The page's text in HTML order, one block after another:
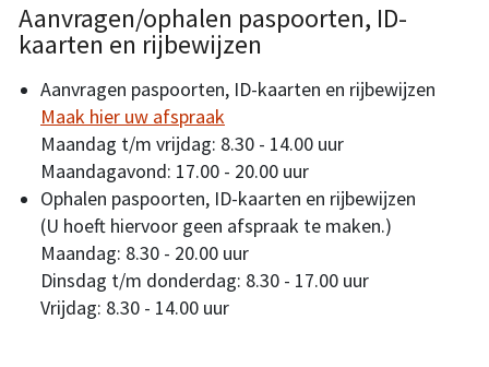
Aanvragen/ophalen paspoorten, ID-
kaarten en rijbewijzen
Aanvragen paspoorten, ID-kaarten en rijbewijzen
Maak hier uw afspraak
Maandag t/m vrijdag: 8.30 - 14.00 uur
Maandagavond: 17.00 - 20.00 uur
Ophalen paspoorten, ID-kaarten en rijbewijzen
(U hoeft hiervoor geen afspraak te maken.)
Maandag: 8.30 - 20.00 uur
Dinsdag t/m donderdag: 8.30 - 17.00 uur
Vrijdag: 8.30 - 14.00 uur